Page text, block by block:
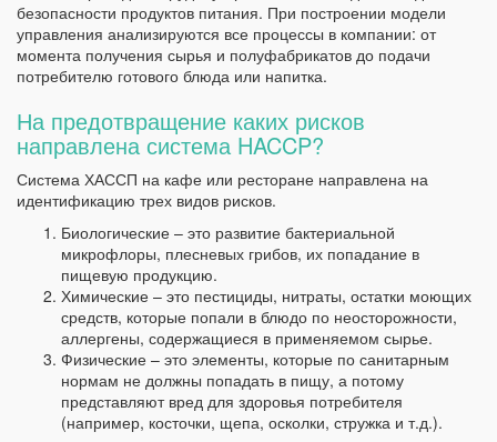
безопасности продуктов питания. При построении модели
управления анализируются все процессы в компании: от
момента получения сырья и полуфабрикатов до подачи
потребителю готового блюда или напитка.
На предотвращение каких рисков
направлена система HACCP?
Система ХАССП на кафе или ресторане направлена на
идентификацию трех видов рисков.
Биологические – это развитие бактериальной
микрофлоры, плесневых грибов, их попадание в
пищевую продукцию.
Химические – это пестициды, нитраты, остатки моющих
средств, которые попали в блюдо по неосторожности,
аллергены, содержащиеся в применяемом сырье.
Физические – это элементы, которые по санитарным
нормам не должны попадать в пищу, а потому
представляют вред для здоровья потребителя
(например, косточки, щепа, осколки, стружка и т.д.).